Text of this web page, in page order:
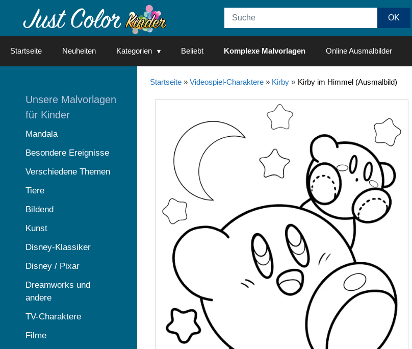
Startseite Neuheiten Kategorien Beliebt Komplexe Malvorlagen Online Ausmalbilder
Startseite» Videospiel-Charaktere» Kirby» Kirby im Himmel (Ausmalbild)
Unsere Malvorlagen
für Kinder
Mandala
Besondere Ereignisse
Verschiedene Themen
Tiere
Bildend
Kunst
Disney-Klassiker
Disney / Pixar
Dreamworks und
andere
TV-Charaktere
Filme